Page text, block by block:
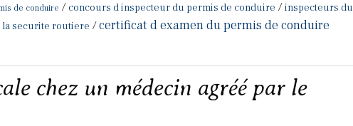
de conduire / concours d inspecteur du permis de conduire /inspecteurs du
la securite routiere /certificat d examen du permis de conduire
chez un médecin agréé par le